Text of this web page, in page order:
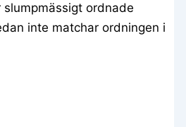
ordnade
inte matchar ordningen i